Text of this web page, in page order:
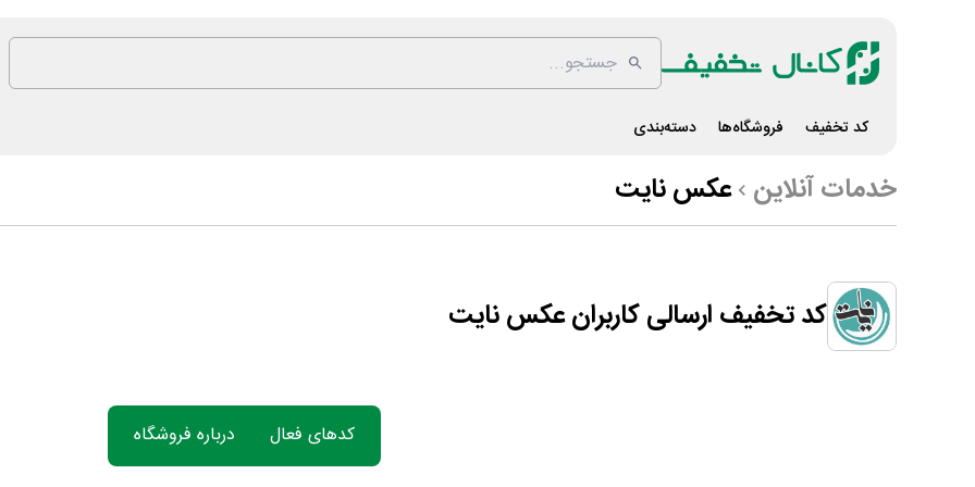
کد تخفیف فروشگاه‌ها دسته‌بندی
خدمات آنلاین عکس نایت
کد تخفیف ارسالی کاربران عکس نایت
کدهای فعال درباره فروشگاه